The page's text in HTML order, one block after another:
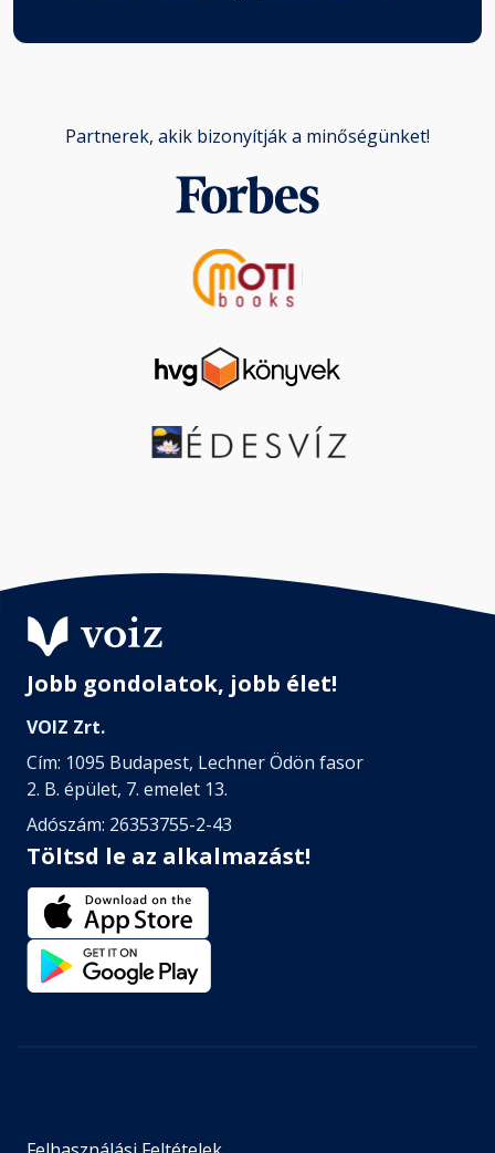
Partnerek, akik bizonyítják a minőségünket!
Jobb gondolatok, jobb élet!
VOIZ Zrt.
Cím: 1095 Budapest, Lechner Ödön fasor
2. B. épület, 7. emelet 13.
Adószám: 26353755-2-43
Töltsd le az alkalmazást!